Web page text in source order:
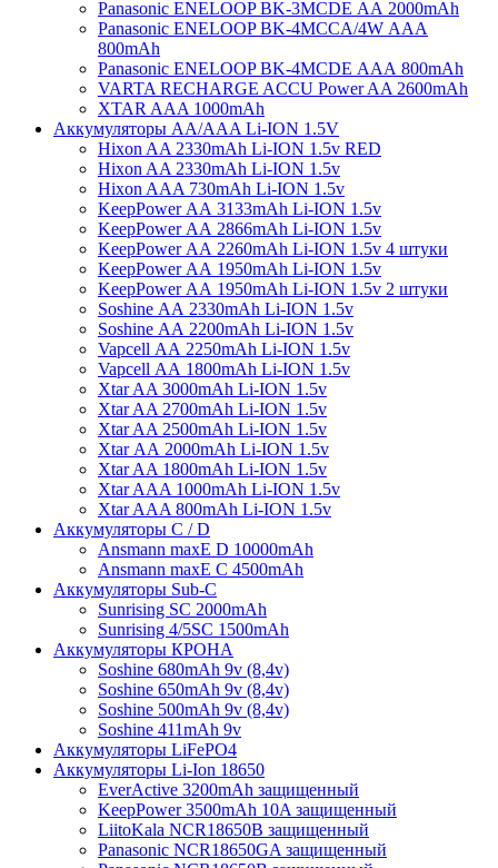
Panasonic ENELOOP BK-3MCDE АА 2000mAh
Panasonic ENELOOP BK-4MCCA/4W ААA
800mAh
Panasonic ENELOOP BK-4MCDE АAА 800mAh
VARTA RECHARGE ACCU Power AA 2600mAh
XTAR AAA 1000mAh
Аккумуляторы АА/AAA Li-ION 1.5V
Hixon AA 2330mAh Li-ION 1.5v RED
Hixon AA 2330mAh Li-ION 1.5v
Hixon AAA 730mAh Li-ION 1.5v
KeepPower АА 3133mAh Li-ION 1.5v
KeepPower АА 2866mAh Li-ION 1.5v
KeepPower АА 2260mAh Li-ION 1.5v 4 штуки
KeepPower АА 1950mAh Li-ION 1.5v
KeepPower АА 1950mAh Li-ION 1.5v 2 штуки
Soshine АА 2330mAh Li-ION 1.5v
Soshine АА 2200mAh Li-ION 1.5v
Vapcell АА 2250mAh Li-ION 1.5v
Vapcell АА 1800mAh Li-ION 1.5v
Xtar AA 3000mAh Li-ION 1.5v
Xtar AA 2700mAh Li-ION 1.5v
Xtar AA 2500mAh Li-ION 1.5v
Xtar АА 2000mAh Li-ION 1.5v
Xtar AA 1800mAh Li-ION 1.5v
Xtar AAA 1000mAh Li-ION 1.5v
Xtar AAA 800mAh Li-ION 1.5v
Аккумуляторы C / D
Ansmann maxE D 10000mAh
Ansmann maxE С 4500mAh
Аккумуляторы Sub-C
Sunrising SC 2000mAh
Sunrising 4/5SC 1500mAh
Аккумуляторы КРОНА
Soshine 680mAh 9v (8,4v)
Soshine 650mAh 9v (8,4v)
Soshine 500mAh 9v (8,4v)
Soshine 411mAh 9v
Аккумуляторы LiFePO4
Аккумуляторы Li-Ion 18650
EverActive 3200mAh защищенный
KeepPower 3500mAh 10A защищенный
LiitoKala NCR18650B защищенный
Panasonic NCR18650GA защищенный